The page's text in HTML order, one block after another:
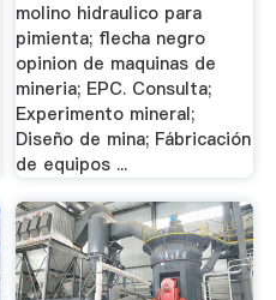
molino hidraulico para
pimienta; flecha negro
opinion de maquinas de
mineria; EPC. Consulta;
Experimento mineral;
Diseño de mina; Fábricación
de equipos ...